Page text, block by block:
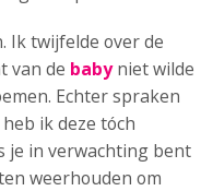
Ik twijfelde over de
van de babyniet wilde
Echter spraken
ik deze tóch
je in verwachting bent
weerhouden om